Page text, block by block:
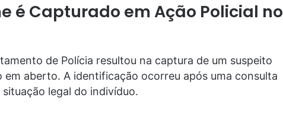
é Capturado em Ação Policial no
de Polícia resultou na captura de um suspeito
em aberto. A identificação ocorreu após uma consulta
legal do indivíduo.